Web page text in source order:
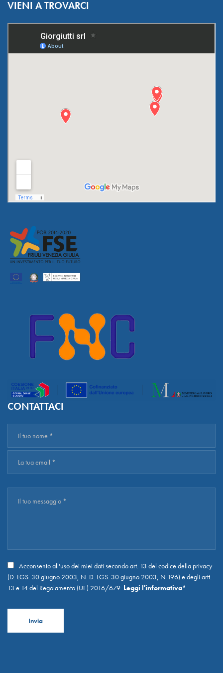
VIENI A TROVARCI
CONTATTACI
Acconsento all'uso dei miei dati secondo art. 13 del codice della privacy
(D. LGS. 30 giugno 2003, N. D. LGS. 30 giugno 2003, N 196) e degli artt.
13 e 14 del Regolamento (UE) 2016/679. Leggi l'informativa*